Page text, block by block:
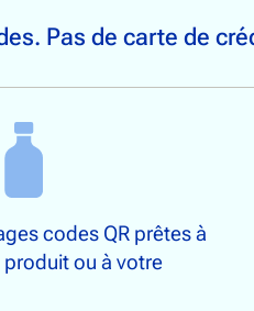
Pas de carte de
codes QR prêtes à
ou à votre